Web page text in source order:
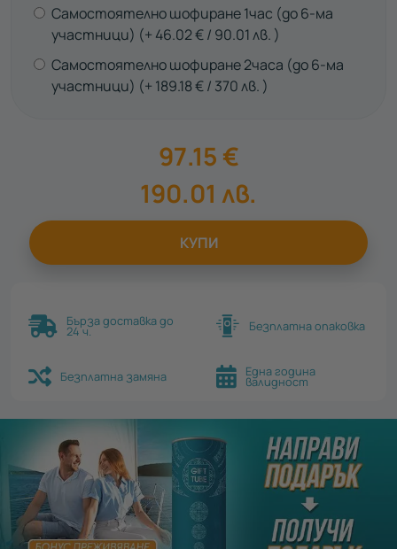
Самостоятелно шофиране 1час (до 6-ма
участници)
46.02€ 90.01лв.
Самостоятелно шофиране 2часа (до 6-ма
участници)
189.18€ 370лв.
97.15 €
190.01 лв.
КУПИ
Бърза доставка до
24 ч. Безплатна опаковка
Безплатна замяна Една година
валидност